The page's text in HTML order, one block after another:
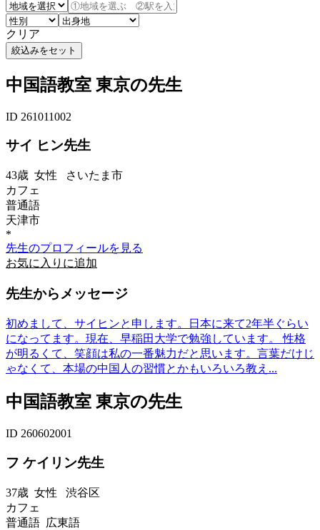
クリア
中国語教室 東京の先生
ID 261011002
サイ ヒン先生
43歳 女性 さいたま市
カフェ
普通語
天津市
*
先生のプロフィールを見る
お気に入りに追加
先生からメッセージ
初めまして、サイヒンと申します。日本に来て2年半ぐらい
になってます。現在、早稲田大学で勉強しています。 性格
が明るくて、笑顔は私の一番魅力だと思います。言葉だけじ
ゃなくて、本場の中国人の習慣とかもいろいろ教え...
中国語教室 東京の先生
ID 260602001
フ ケイリン先生
37歳 女性 渋谷区
カフェ
普通語 広東語